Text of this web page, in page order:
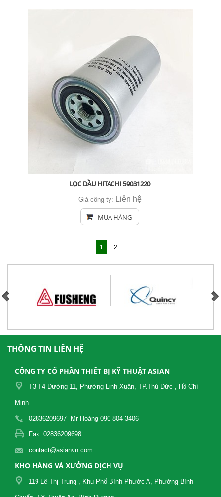
LỌC DẦU HITACHI 59031220
Giá công ty: Liên hệ
MUA HÀNG
1 2
THÔNG TIN LIÊN HỆ
CÔNG TY CỔ PHẦN THIẾT BỊ KỸ THUẬT ASIAN
T3-T4 Đường 11, Phường Linh Xuân, TP.Thủ Đức , Hồ Chí
Minh
02836209697- Mr Hoàng 090 804 3406
Fax: 02836209698
contact@asianvn.com
KHO HÀNG VÀ XƯỞNG DỊCH VỤ
119 Lê Thị Trung , Khu Phố Bình Phước A, Phường Bình